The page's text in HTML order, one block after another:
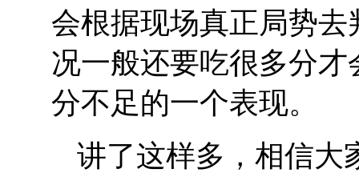
会根据现场真正局势
况一般还要吃很多分
分不足的一个表现。
讲了这样多，相信大